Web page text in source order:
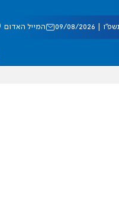
08/2026 המייל האדום